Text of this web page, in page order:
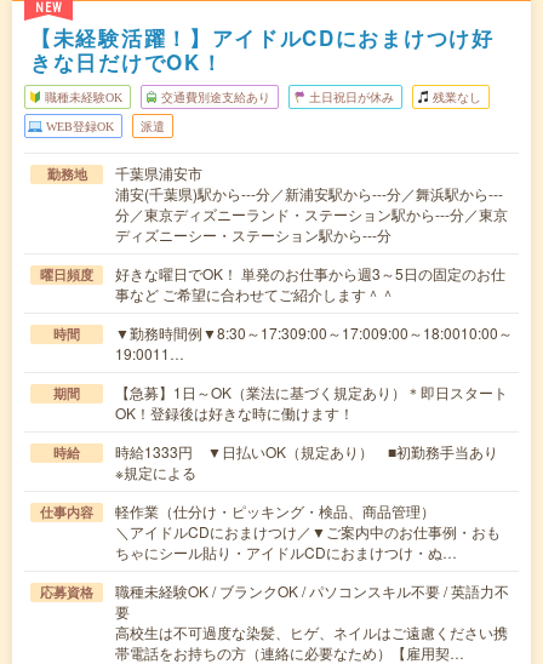
NEW
【未経験活躍！】アイドルCDにおまけつけ好
きな日だけでOK！
職種未経験OK 交通費別途支給あり 土日祝日が休み 残業なし
WEB登録OK 派遣
勤務地
千葉県浦安市
浦安(千葉県)駅から---分／新浦安駅から---分／舞浜駅から---
分／東京ディズニーランド・ステーション駅から---分／東京
ディズニーシー・ステーション駅から---分
曜日頻度
好きな曜日でOK！ 単発のお仕事から週3～5日の固定のお仕
事など ご希望に合わせてご紹介します＾＾
時間
▼勤務時間例▼8:30～17:309:00～17:009:00～18:0010:00～
19:0011…
期間
【急募】1日～OK（業法に基づく規定あり）＊即日スタート
OK！登録後は好きな時に働けます！
時給
時給1333円 ▼日払いOK（規定あり） ■初勤務手当あり
※規定による
仕事内容
軽作業（仕分け・ピッキング・検品、商品管理）
＼アイドルCDにおまけつけ／▼ご案内中のお仕事例・おも
ちゃにシール貼り・アイドルCDにおまけつけ・ぬ…
応募資格
職種未経験OK / ブランクOK / パソコンスキル不要 / 英語力不
要
高校生は不可過度な染髪、ヒゲ、ネイルはご遠慮ください携
帯電話をお持ちの方（連絡に必要なため）【雇用契…